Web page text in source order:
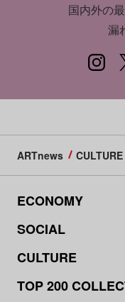
国内外の
漏
ARTnews CULTURE
ECONOMY
SOCIAL
CULTURE
TOP 200